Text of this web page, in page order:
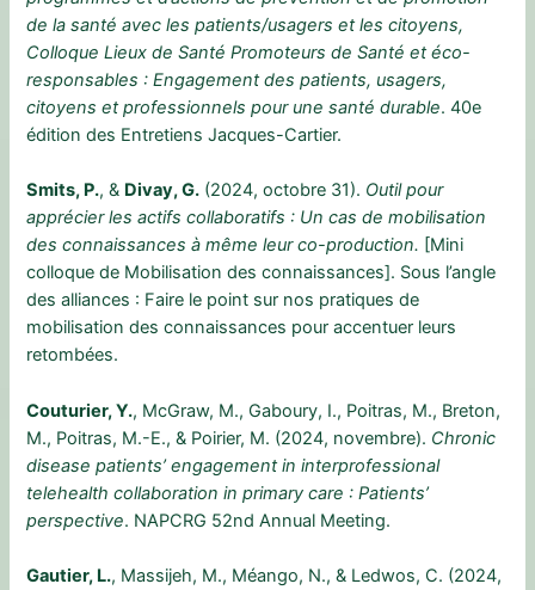
de la santé avec les patients/usagers et les citoyens,
Colloque Lieux de Santé Promoteurs de Santé et éco-
responsables : Engagement des patients, usagers,
citoyens et professionnels pour une santé durable. 40e
édition des Entretiens Jacques-Cartier.
Smits, P., & Divay, G. (2024, octobre 31). Outil pour
apprécier les actifs collaboratifs : Un cas de mobilisation
des connaissances à même leur co-production. [Mini
colloque de Mobilisation des connaissances]. Sous l’angle
des alliances : Faire le point sur nos pratiques de
mobilisation des connaissances pour accentuer leurs
retombées.
Couturier, Y., McGraw, M., Gaboury, I., Poitras, M., Breton,
M., Poitras, M.-E., & Poirier, M. (2024, novembre). Chronic
disease patients’ engagement in interprofessional
telehealth collaboration in primary care : Patients’
perspective. NAPCRG 52nd Annual Meeting.
Gautier, L., Massijeh, M., Méango, N., & Ledwos, C. (2024,